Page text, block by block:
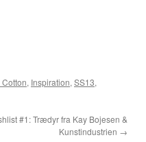
, Inspiration, SS13,
#1: Trædyr fra Kay Bojesen &
Kunstindustrien →